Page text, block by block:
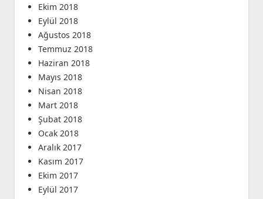
Ekim 2018
Eylül 2018
Ağustos 2018
Temmuz 2018
Haziran 2018
Mayıs 2018
Nisan 2018
Mart 2018
Şubat 2018
Ocak 2018
Aralık 2017
Kasım 2017
Ekim 2017
Eylül 2017